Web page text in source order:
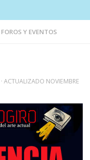
FOROS Y EVENTOS
· ACTUALIZADO NOVIEMBRE